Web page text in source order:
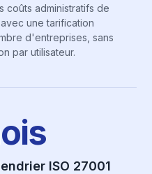
coûts administratifs de
une tarification
d'entreprises, sans
par utilisateur.
ISO 27001